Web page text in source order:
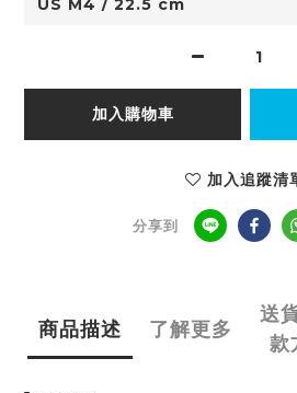
加入購物車
加入追蹤清
分享到
商品描述 了解更多
送
款